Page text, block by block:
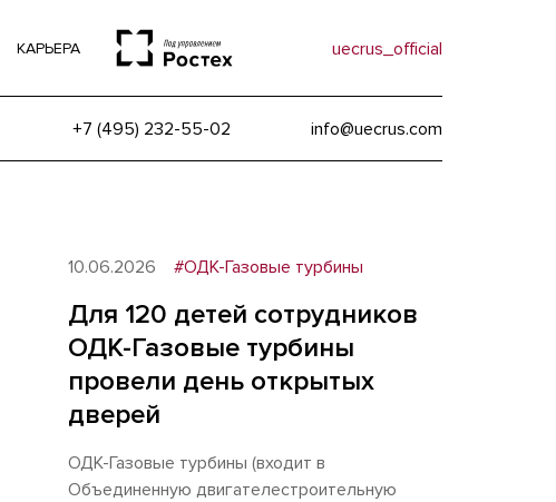
КАРЬЕРА uecrus_official
+7 (495) 232-55-02 info@uecrus.com
10.06.2026 #ОДК-Газовые турбины
Для 120 детей сотрудников
ОДК-Газовые турбины
провели день открытых
дверей
ОДК-Газовые турбины (входит в
Объединенную двигателестроительную